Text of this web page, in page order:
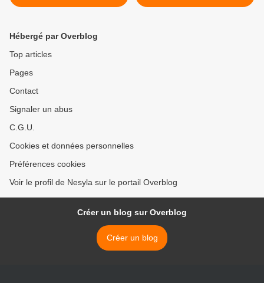
Hébergé par Overblog
Top articles
Pages
Contact
Signaler un abus
C.G.U.
Cookies et données personnelles
Préférences cookies
Voir le profil de Nesyla sur le portail Overblog
Créer un blog sur Overblog
Créer un blog